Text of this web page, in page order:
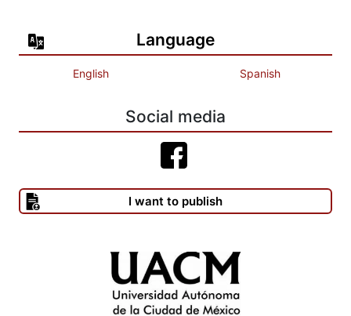
Language
English Spanish
Social media
I want to publish